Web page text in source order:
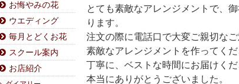
とても素敵なアレンジメントで、
ります。
注文の際に電話口で大変ご親切な
素敵なアレンジメントを作ってく
丁寧に、ベストな時間にお届けく
本当にありがとうございました。
お悔やみの花
ウエディング
毎月とどくお花
スクール案内
お店紹介